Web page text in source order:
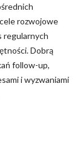
rozwojowe
regularnych
Dobrą
follow-up,
i wyzwaniami